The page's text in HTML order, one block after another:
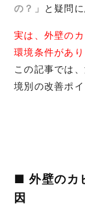
の？」
と疑問
実は、外壁の
環境条件があり
この記事では
境別の改善ポ
■ 外壁のカ
因